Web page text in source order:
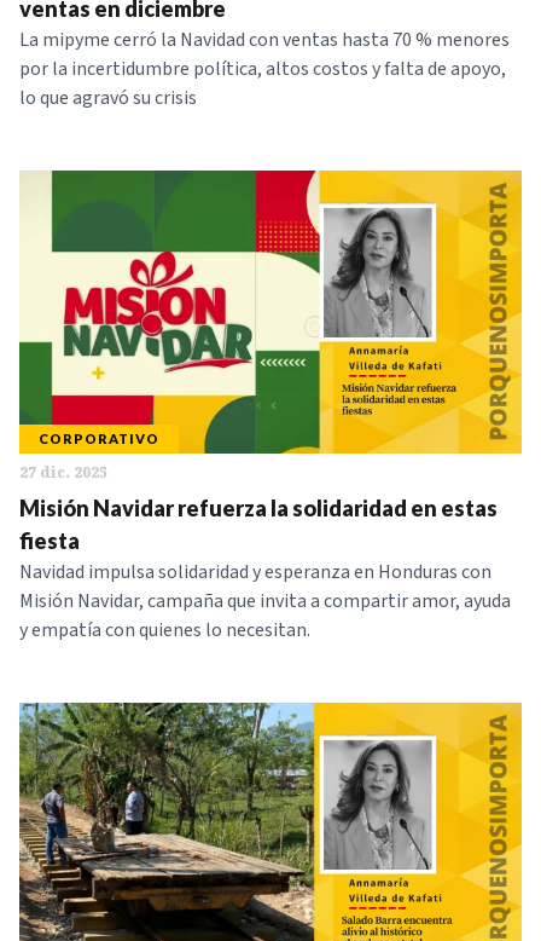
ventas en diciembre
La mipyme cerró la Navidad con ventas hasta 70 % menores
por la incertidumbre política, altos costos y falta de apoyo,
lo que agravó su crisis
CORPORATIVO
27 dic. 2025
Misión Navidar refuerza la solidaridad en estas
fiesta
Navidad impulsa solidaridad y esperanza en Honduras con
Misión Navidar, campaña que invita a compartir amor, ayuda
y empatía con quienes lo necesitan.